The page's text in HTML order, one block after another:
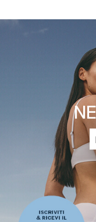
Moda femminile
Moda bambini